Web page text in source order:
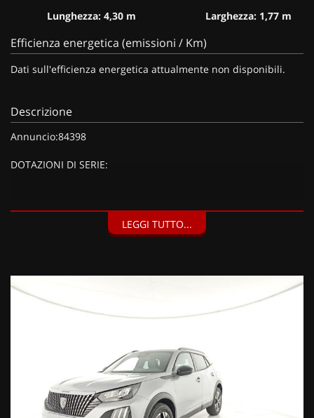
Lunghezza: 4,30 m Larghezza: 1,77 m
Efficienza energetica (emissioni / Km)
Dati sull'efficienza energetica attualmente non disponibili.
Descrizione
Annuncio:84398
DOTAZIONI DI SERIE:
Kit riparazione pneumatici (Compressore da 12 V) (20 EUR),
LEGGI TUTTO...